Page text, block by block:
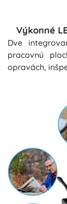
Výkonné
Dve
pracovnú
opravách,